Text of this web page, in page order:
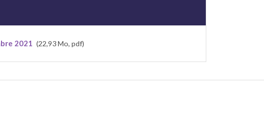
2021 22,93 Mo, pdf